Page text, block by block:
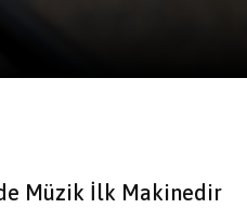
Müzik İlk Makinedir